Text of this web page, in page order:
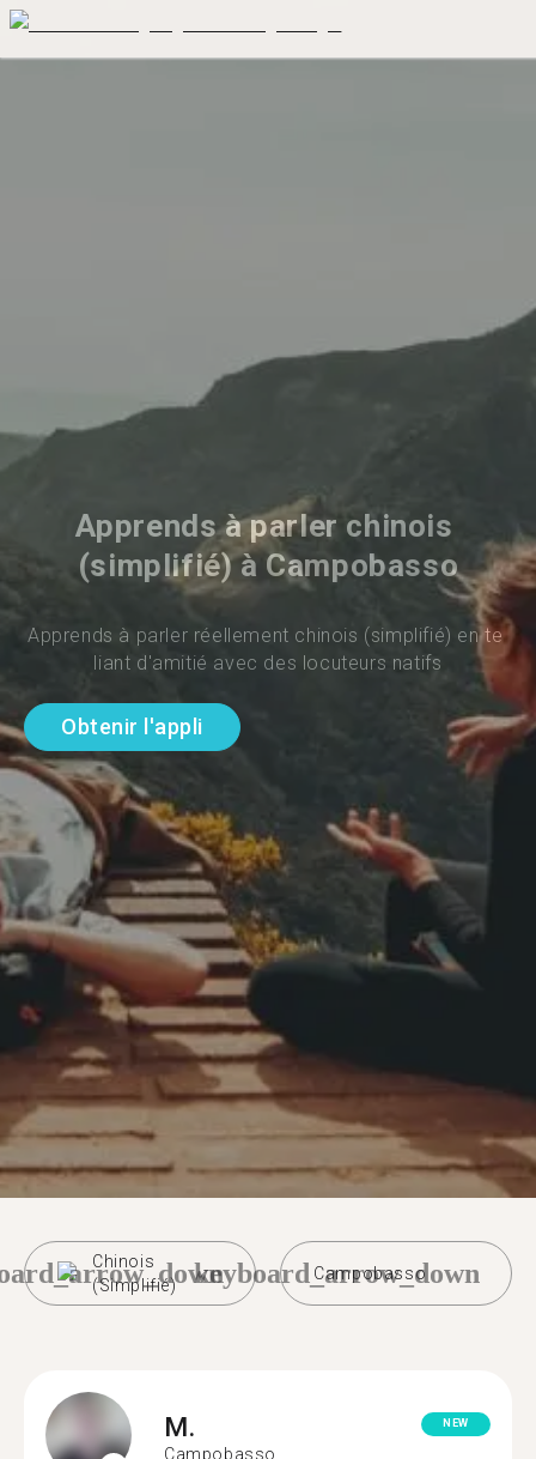
Apprends à parler chinois
(simplifié) à Campobasso
Apprends à parler réellement chinois (simplifié) en te
liant d'amitié avec des locuteurs natifs
Obtenir l'appli
Chinois
(Simplifié)
Campobasso
keyboard_arrow_down
M.
Campobasso
NEW